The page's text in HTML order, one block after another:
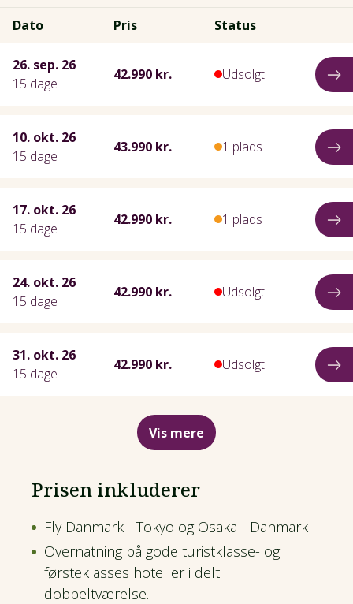
Dato Pris Status
26. sep. 26
15 dage
42.990 kr. Udsolgt
10. okt. 26
15 dage
43.990 kr. 1 plads
17. okt. 26
15 dage
42.990 kr. 1 plads
24. okt. 26
15 dage
42.990 kr. Udsolgt
31. okt. 26
15 dage
42.990 kr. Udsolgt
Vis mere
Prisen inkluderer
Fly Danmark - Tokyo og Osaka - Danmark
Overnatning på gode turistklasse- og
førsteklasses hoteller i delt
dobbeltværelse.